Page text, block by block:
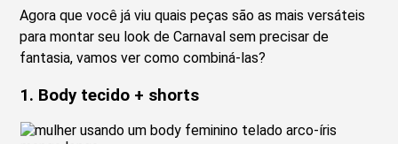
Agora que você já viu quais peças são as mais versáteis
para montar seu look de Carnaval sem precisar de
fantasia, vamos ver como combiná-las?
1. Body tecido + shorts